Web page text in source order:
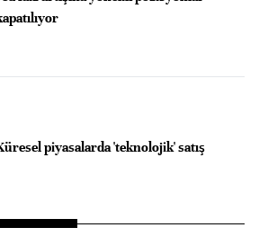
piyasalarda 'teknolojik' satış